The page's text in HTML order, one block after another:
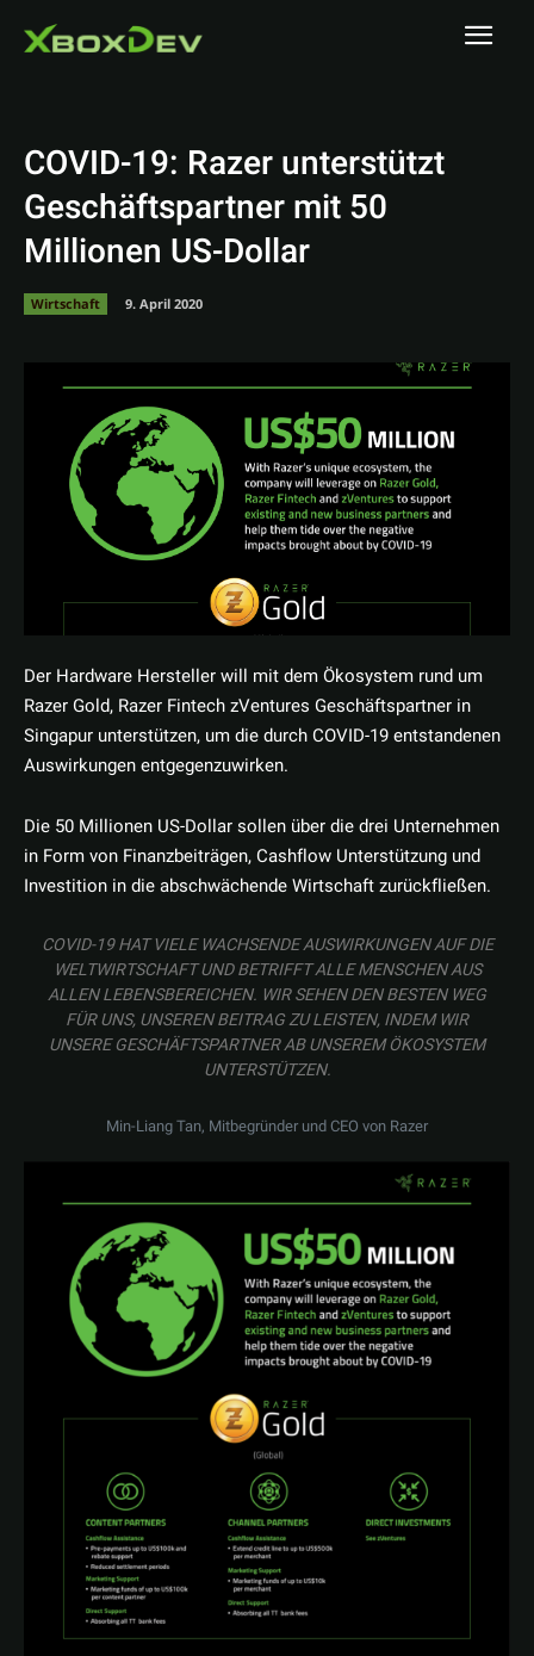
COVID-19: Razer unterstützt
Geschäftspartner mit 50
Millionen US-Dollar
Wirtschaft 9. April 2020
Der Hardware Hersteller will mit dem Ökosystem rund um
Razer Gold, Razer Fintech zVentures Geschäftspartner in
Singapur unterstützen, um die durch COVID-19 entstandenen
Auswirkungen entgegenzuwirken.
Die 50 Millionen US-Dollar sollen über die drei Unternehmen
in Form von Finanzbeiträgen, Cashflow Unterstützung und
Investition in die abschwächende Wirtschaft zurückfließen.
COVID-19 HAT VIELE WACHSENDE AUSWIRKUNGEN AUF DIE
WELTWIRTSCHAFT UND BETRIFFT ALLE MENSCHEN AUS
ALLEN LEBENSBEREICHEN. WIR SEHEN DEN BESTEN WEG
FÜR UNS, UNSEREN BEITRAG ZU LEISTEN, INDEM WIR
UNSERE GESCHÄFTSPARTNER AB UNSEREM ÖKOSYSTEM
UNTERSTÜTZEN.
Min-Liang Tan, Mitbegründer und CEO von Razer